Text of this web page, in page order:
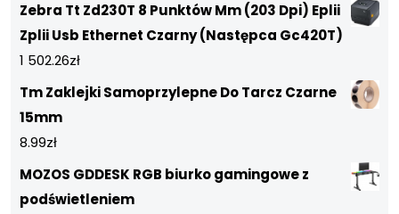
Zebra Tt Zd230T 8 Punktów Mm (203 Dpi) Eplii
Zplii Usb Ethernet Czarny (Następca Gc420T)
1 502.26zł
Tm Zaklejki Samoprzylepne Do Tarcz Czarne
15mm
8.99zł
MOZOS GDDESK RGB biurko gamingowe z
podświetleniem